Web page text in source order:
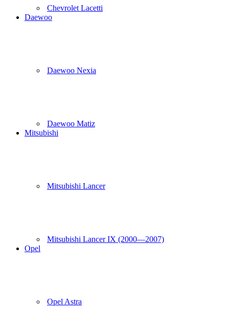
Chevrolet Lacetti
Daewoo
Daewoo Nexia
Daewoo Matiz
Mitsubishi
Mitsubishi Lancer
Mitsubishi Lancer IX (2000—2007)
Opel
Opel Astra